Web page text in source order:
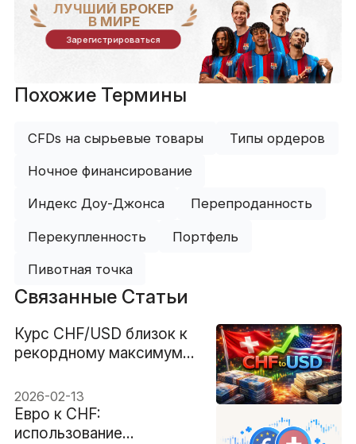
ЛУЧШИЙ БРОКЕР
В МИРЕ
Зарегистрироваться
Похожие Термины
CFDs на сырьевые товары Типы ордеров
Ночное финансирование
Индекс Доу-Джонса Перепроданность
Перекупленность Портфель
Пивотная точка
Связанные Статьи
Курс CHF/USD близок к
рекордному максимуму:
преодолеть $1.35?
2026-02-13
Евро к CHF:
использование